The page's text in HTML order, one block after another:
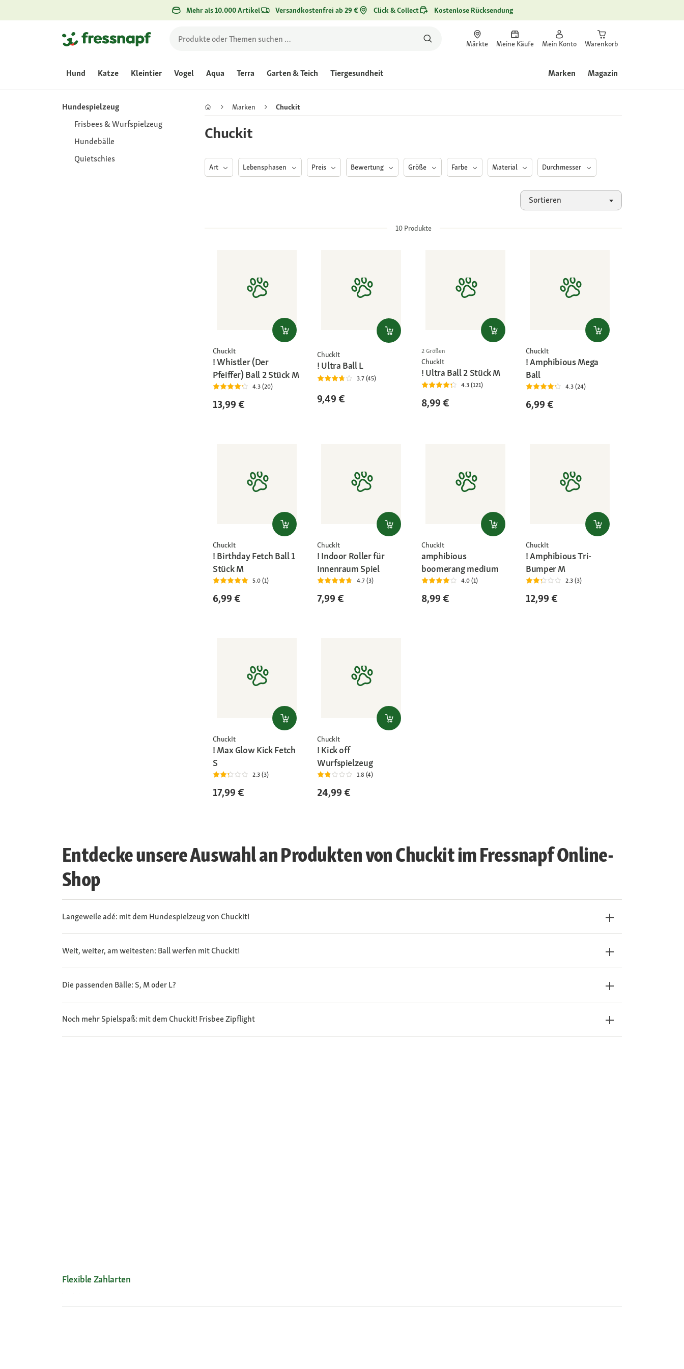
Mehr als 10.000 Artikel Versandkostenfrei ab 29 € Click & Collect Kostenlose Rücksendung
Märkte Meine Käufe Mein Konto Warenkorb
Hund Katze Kleintier Vogel Aqua Terra Garten & Teich Tiergesundheit Marken Magazin
Hundespielzeug
Frisbees & Wurfspielzeug
Hundebälle
Quietschies
Marken Chuckit
Chuckit
Art Lebensphasen Preis Bewertung Größe Farbe Material Durchmesser
Sortieren
10Produkte
ChuckIt
! Whistler (Der
Pfeiffer) Ball 2 Stück M
4.3 (20)
13,99 €
ChuckIt
! Ultra Ball L
3.7 (45)
9,49 €
2 Größen
ChuckIt
! Ultra Ball 2 Stück M
4.3 (121)
8,99 €
ChuckIt
! Amphibious Mega
Ball
4.3 (24)
6,99 €
ChuckIt
! Birthday Fetch Ball 1
Stück M
5.0 (1)
6,99 €
ChuckIt
! Indoor Roller für
Innenraum Spiel
4.7 (3)
7,99 €
ChuckIt
amphibious
boomerang medium
4.0 (1)
8,99 €
ChuckIt
! Amphibious Tri-
Bumper M
2.3 (3)
12,99 €
ChuckIt
! Max Glow Kick Fetch
S
2.3 (3)
17,99 €
ChuckIt
! Kick off
Wurfspielzeug
1.8 (4)
24,99 €
Entdecke unsere Auswahl an Produkten von Chuckit im Fressnapf Online-
Shop
Langeweile adé: mit dem Hundespielzeug von Chuckit!
Weit, weiter, am weitesten: Ball werfen mit Chuckit!
Die passenden Bälle: S, M oder L?
Noch mehr Spielspaß: mit dem Chuckit! Frisbee Zipflight
Flexible Zahlarten